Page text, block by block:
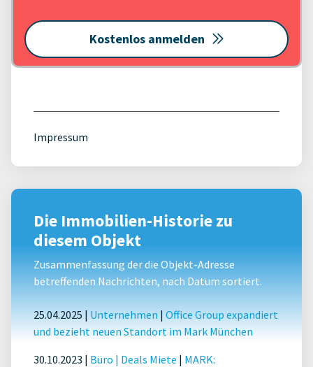
Kostenlos anmelden
Impressum
Die Immobilien-Historie zu
diesem Objekt
Zusammenfassung der die Objekt-Adresse
betreffenden Nachrichten, nach Datum sortiert.
25.04.2025 | Unternehmen | Office Group expandiert
und bezieht neuen Standort im Mark München
30.10.2023 | Büro | Deals Miete | MARK: